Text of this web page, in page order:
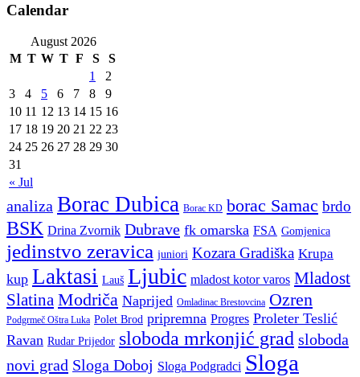
Calendar
August 2026
M T W T F S S
« Jul
1
2
3
4 5 6 7 8
9
10 11 12 13 14 15 16
17 18 19 20 21 22 23
24 25 26 27 28 29 30
31
analiza Borac Dubica Borac KD borac Samac brdo
BSK Drina Zvornik Dubrave fk omarska FSA Gomjenica
jedinstvo zeravica juniori Kozara Gradiška Krupa
kup Laktasi Lauš Ljubic mladost kotor varos Mladost
Slatina Modriča Naprijed Omladinac Brestovcina Ozren
Podgrmeč Oštra Luka Polet Brod pripremna Progres Proleter Teslić
Ravan Rudar Prijedor sloboda mrkonjić grad sloboda
novi grad Sloga Doboj Sloga Podgradci Sloga